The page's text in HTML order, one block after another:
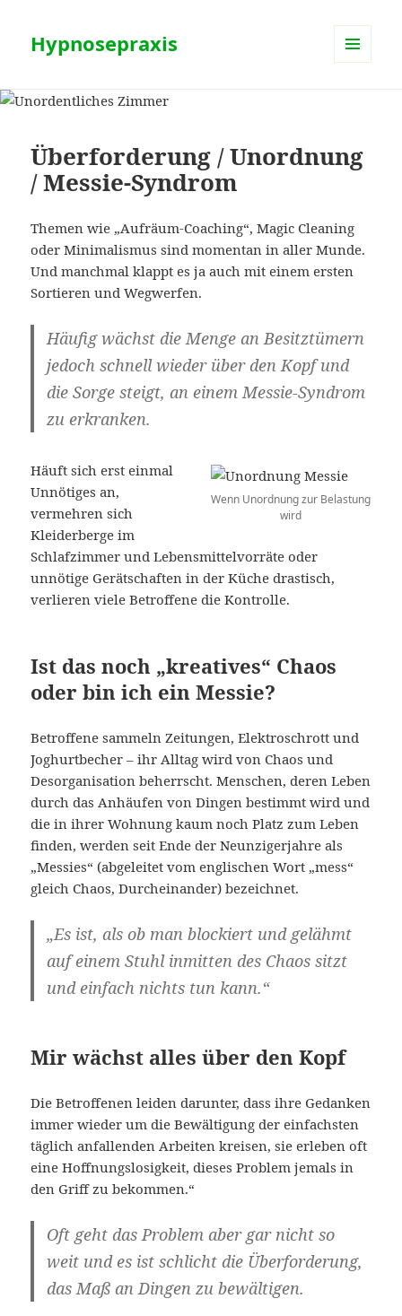
Hypnosepraxis
Überforderung / Unordnung
/ Messie-Syndrom
Themen wie „Aufräum-Coaching“, Magic Cleaning
oder Minimalismus sind momentan in aller Munde.
Und manchmal klappt es ja auch mit einem ersten
Sortieren und Wegwerfen.
Häufig wächst die Menge an Besitztümern
jedoch schnell wieder über den Kopf und
die Sorge steigt, an einem Messie-Syndrom
zu erkranken.
Wenn Unordnung zur Belastung
wird
Häuft sich erst einmal
Unnötiges an,
vermehren sich
Kleiderberge im
Schlafzimmer und Lebensmittelvorräte oder
unnötige Gerätschaften in der Küche drastisch,
verlieren viele Betroffene die Kontrolle.
Ist das noch „kreatives“ Chaos
oder bin ich ein Messie?
Betroffene sammeln Zeitungen, Elektroschrott und
Joghurtbecher – ihr Alltag wird von Chaos und
Desorganisation beherrscht. Menschen, deren Leben
durch das Anhäufen von Dingen bestimmt wird und
die in ihrer Wohnung kaum noch Platz zum Leben
finden, werden seit Ende der Neunzigerjahre als
„Messies“ (abgeleitet vom englischen Wort „mess“
gleich Chaos, Durcheinander) bezeichnet.
„Es ist, als ob man blockiert und gelähmt
auf einem Stuhl inmitten des Chaos sitzt
und einfach nichts tun kann.“
Mir wächst alles über den Kopf
Die Betroffenen leiden darunter, dass ihre Gedanken
immer wieder um die Bewältigung der einfachsten
täglich anfallenden Arbeiten kreisen, sie erleben oft
eine Hoffnungslosigkeit, dieses Problem jemals in
den Griff zu bekommen.“
Oft geht das Problem aber gar nicht so
weit und es ist schlicht die Überforderung,
das Maß an Dingen zu bewältigen.